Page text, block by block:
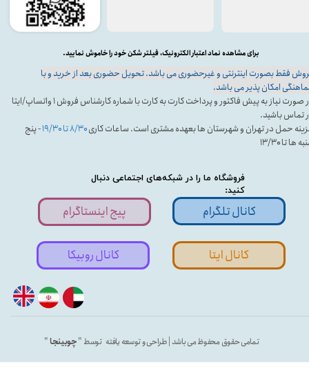
فروشگاه ما را در شبکه‌های اجتماعی دنبال
کنید:
تمامی حقوق محفوظ می باشد | طراحی و توسعه یافته توسط "چوبینجا"
فقط بصورت اینترنتی و غیرحضوری می باشد. تحویل حضوری بعد از خرید و با
امکان پذیر می باشد.
در صورت نیاز به پیش فاکتور و پرداخت کارت به کارت با شماره کارشناس فروش ۱ واتساپ/ایتا
تماس باشید.
حمل در تهران و شهرستان ها بعهده مشتری است. ساعات کاری۸/۳۰ تا ۱۹/۳۰
- پنج
ها تا ۱۳/۳۰
برای مشاهده نماد اعتبار الکترونیک، فیلتر شکن خود را خاموش نمایید.
پیج اینستاگرام کانال تلگرام
کانال ایتا کانال روبیکا